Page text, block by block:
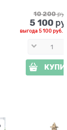
10 200
5 100
выгода 5 100 руб.